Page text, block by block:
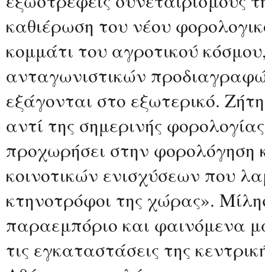
καθιέρωση του νέου
κομμάτι του αγροτικού
ανταγωνιστικών
εξάγονται στο εξωτερικό.
αντί της σημερινής
προχωρήσει στην φορολόγηση
κοινοτικών ενισχύσεων που
κτηνοτρόφοι της χώρας».
παραεμπόριο και φαινόμενα
τις εγκαταστάσεις της